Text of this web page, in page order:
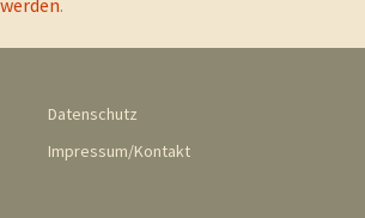
werden.
Datenschutz
Impressum/Kontakt